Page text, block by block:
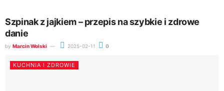
Szpinak z jajkiem – przepis na szybkie i zdrowe
danie
by Marcin Wolski 2025-02-11 0
KUCHNIA I ZDROWIE